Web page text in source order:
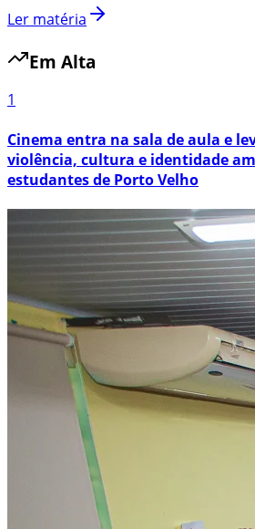
Ler matéria
Em Alta
1
Cinema entra na sala de aula e
violência, cultura e identidade
estudantes de Porto Velho